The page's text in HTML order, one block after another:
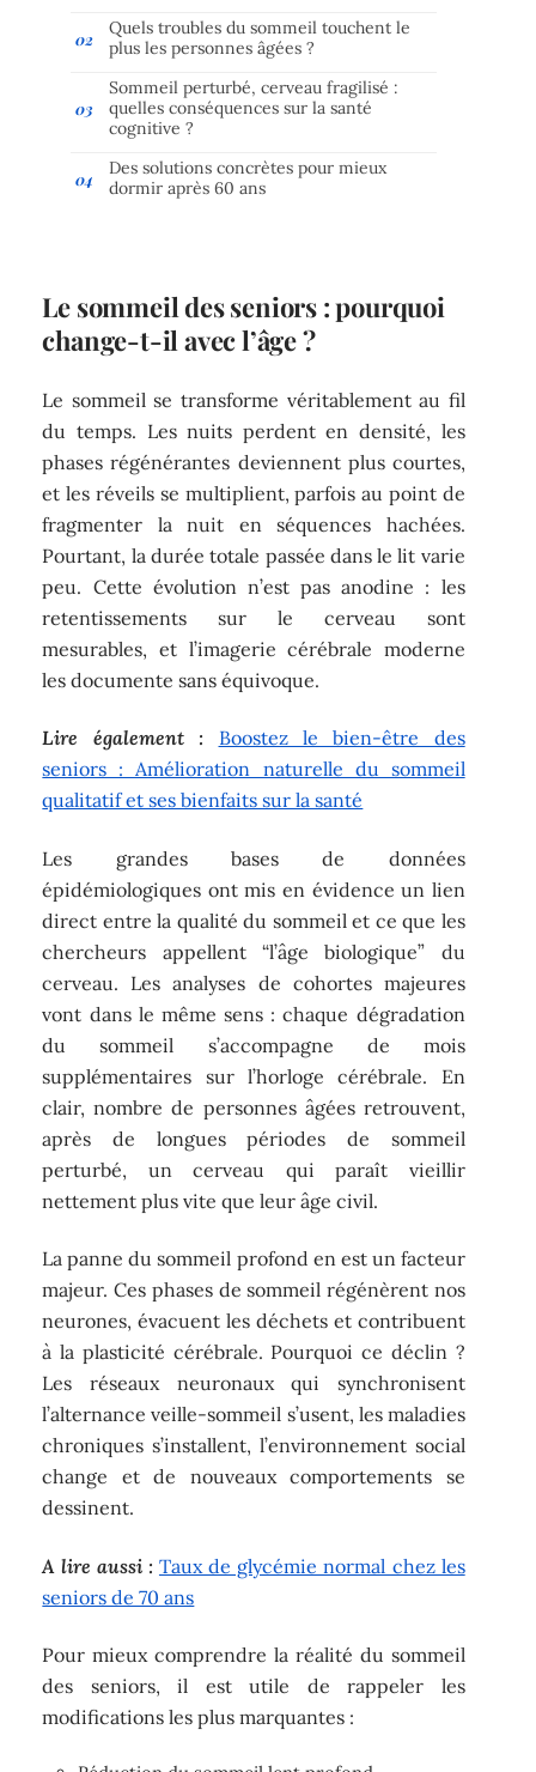
Quels troubles du sommeil touchent le
plus les personnes âgées ?
Sommeil perturbé, cerveau fragilisé :
quelles conséquences sur la santé
cognitive ?
Des solutions concrètes pour mieux
dormir après 60 ans
Le sommeil des seniors : pourquoi
change-t-il avec l’âge ?
Le sommeil se transforme véritablement au fil
du temps. Les nuits perdent en densité, les
phases régénérantes deviennent plus courtes,
et les réveils se multiplient, parfois au point de
fragmenter la nuit en séquences hachées.
Pourtant, la durée totale passée dans le lit varie
peu. Cette évolution n’est pas anodine : les
retentissements sur le cerveau sont
mesurables, et l’imagerie cérébrale moderne
les documente sans équivoque.
Lire également :
Boostez le bien-être des
seniors : Amélioration naturelle du sommeil
qualitatif et ses bienfaits sur la santé
Les grandes bases de données
épidémiologiques ont mis en évidence un lien
direct entre la qualité du sommeil et ce que les
chercheurs appellent “l’âge biologique” du
cerveau. Les analyses de cohortes majeures
vont dans le même sens : chaque dégradation
du sommeil s’accompagne de mois
supplémentaires sur l’horloge cérébrale. En
clair, nombre de personnes âgées retrouvent,
après de longues périodes de sommeil
perturbé, un cerveau qui paraît vieillir
nettement plus vite que leur âge civil.
La panne du sommeil profond en est un facteur
majeur. Ces phases de sommeil régénèrent nos
neurones, évacuent les déchets et contribuent
à la plasticité cérébrale. Pourquoi ce déclin ?
Les réseaux neuronaux qui synchronisent
l’alternance veille-sommeil s’usent, les maladies
chroniques s’installent, l’environnement social
change et de nouveaux comportements se
dessinent.
A lire aussi : Taux de glycémie normal chez les
seniors de 70 ans
Pour mieux comprendre la réalité du sommeil
des seniors, il est utile de rappeler les
modifications les plus marquantes :